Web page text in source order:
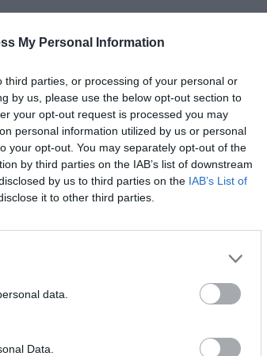
My Personal Information
parties, or processing of your personal or
by us, please use the below opt-out section to
your opt-out request is processed you may
personal information utilized by us or personal
your opt-out. You may separately opt-out of the
by third parties on the IAB’s list of downstream
by us to third parties on the IAB’s List of
it to other third parties.
data.
Data.
doi ani, însă asta
suportat
în fața